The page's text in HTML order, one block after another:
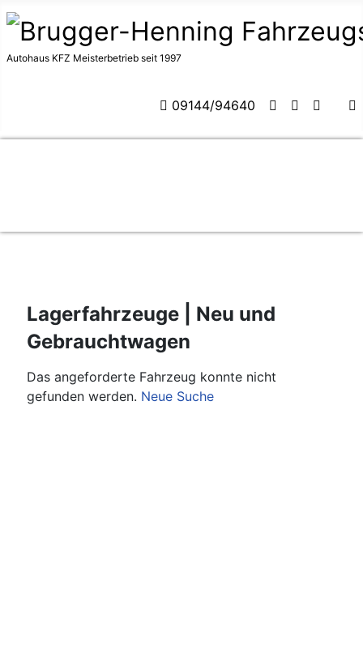
Autohaus KFZ Meisterbetrieb seit 1997
09144/94640
Lagerfahrzeuge | Neu und
Gebrauchtwagen
Das angeforderte Fahrzeug konnte nicht
gefunden werden. Neue Suche